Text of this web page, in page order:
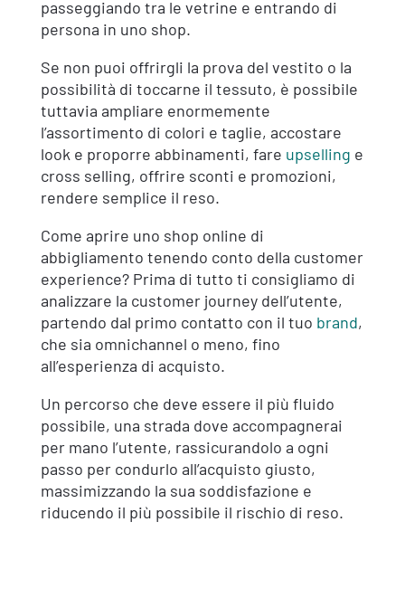
passeggiando tra le vetrine e entrando di
persona in uno shop.
Se non puoi offrirgli la prova del vestito o la
possibilità di toccarne il tessuto, è possibile
tuttavia ampliare enormemente
l’assortimento di colori e taglie, accostare
look e proporre abbinamenti, fare upselling e
cross selling, offrire sconti e promozioni,
rendere semplice il reso.
Come aprire uno shop online di
abbigliamento tenendo conto della customer
experience? Prima di tutto ti consigliamo di
analizzare la customer journey dell’utente,
partendo dal primo contatto con il tuo brand,
che sia omnichannel o meno, fino
all’esperienza di acquisto.
Un percorso che deve essere il più fluido
possibile, una strada dove accompagnerai
per mano l’utente, rassicurandolo a ogni
passo per condurlo all’acquisto giusto,
massimizzando la sua soddisfazione e
riducendo il più possibile il rischio di reso.